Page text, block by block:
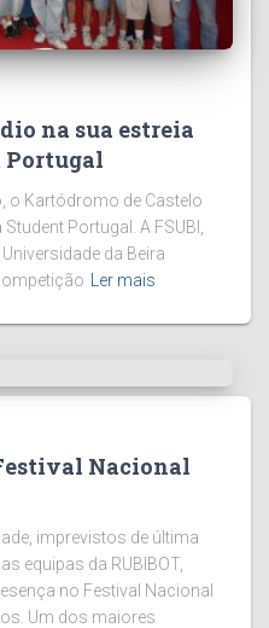
na sua estreia
Portugal
o Kartódromo de Castelo
Portugal. A FSUBI,
da Beira
Ler mais
Nacional
imprevistos de última
equipas da RUBIBOT,
no Festival Nacional
Um dos maiores